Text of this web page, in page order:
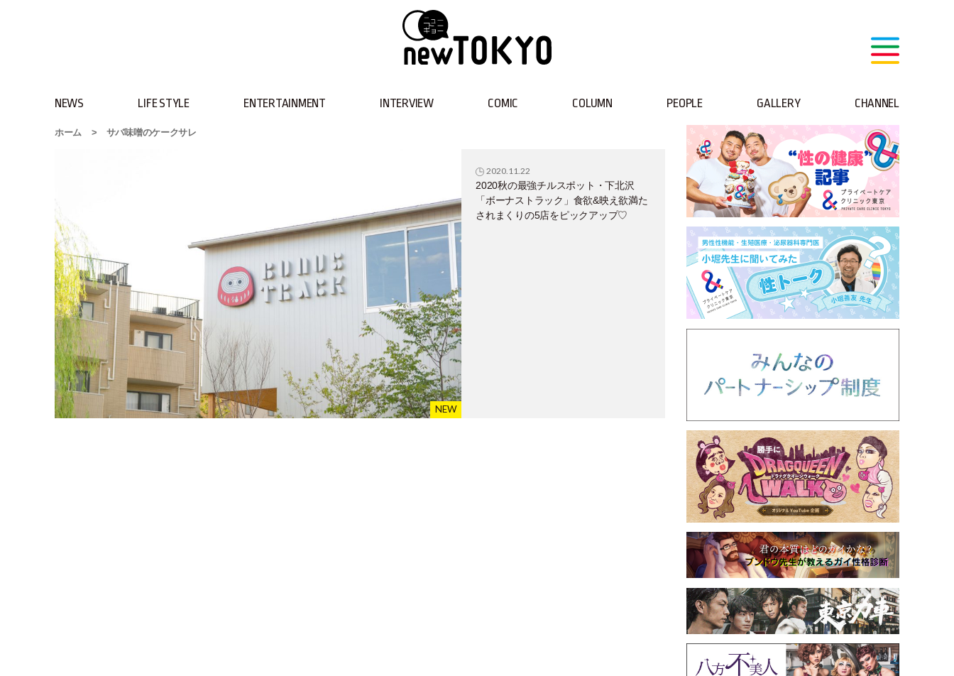
NEWS LIFE STYLE ENTERTAINMENT INTERVIEW COMIC COLUMN PEOPLE GALLERY CHANNEL
ホーム > サバ味噌のケークサレ
2020.11.22
2020秋の最強チルスポット・下北沢
「ボーナストラック」食欲&映え欲満た
されまくりの5店をピックアップ♡